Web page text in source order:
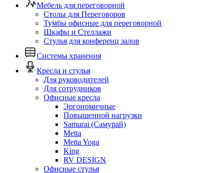
Мебель для переговорной
Столы для Переговоров
Тумбы офисные для переговорной
Шкафы и Стеллажи
Стулья для конференц залов
Системы хранения
Кресла и стулья
Для руководителей
Для сотрудников
Офисные кресла
Эргономичные
Повышенной нагрузки
Samurai (Самурай)
Metta
Metta Yoga
King
RV DESIGN
Офисные стулья